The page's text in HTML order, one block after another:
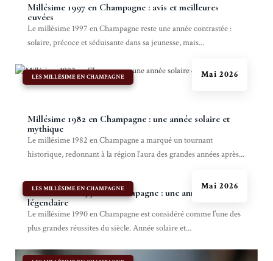
Millésime 1997 en Champagne : avis et meilleures
cuvées
Mai 2026
Le millésime 1997 en Champagne reste une année contrastée :
solaire, précoce et séduisante dans sa jeunesse, mais...
Millésime 1982 en Champagne : une année solaire et
mythique
Mai 2026
LES MILLÉSIME EN CHAMPAGNE
Le millésime 1982 en Champagne a marqué un tournant
historique, redonnant à la région l’aura des grandes années après...
Le Millésime 1990 en Champagne : une année
légendaire
LES MILLÉSIME EN CHAMPAGNE
Le millésime 1990 en Champagne est considéré comme l’une des
plus grandes réussites du siècle. Année solaire et...